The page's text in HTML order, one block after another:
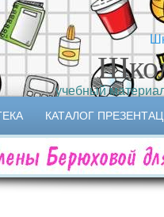
учебный
КАТАЛОГ